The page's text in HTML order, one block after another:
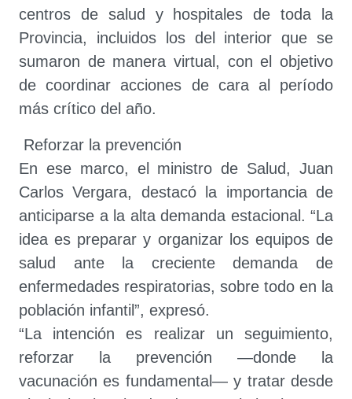
centros de salud y hospitales de toda la
Provincia, incluidos los del interior que se
sumaron de manera virtual, con el objetivo
de coordinar acciones de cara al período
más crítico del año.
Reforzar la prevención
En ese marco, el ministro de Salud, Juan
Carlos Vergara, destacó la importancia de
anticiparse a la alta demanda estacional. “La
idea es preparar y organizar los equipos de
salud ante la creciente demanda de
enfermedades respiratorias, sobre todo en la
población infantil”, expresó.
“La intención es realizar un seguimiento,
reforzar la prevención —donde la
vacunación es fundamental— y tratar desde